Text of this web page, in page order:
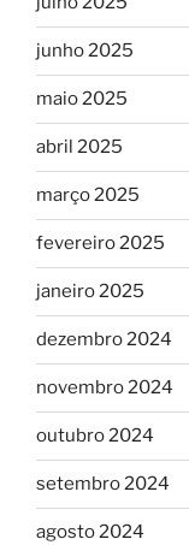
junho 2025
maio 2025
abril 2025
março 2025
fevereiro 2025
janeiro 2025
dezembro 2024
novembro 2024
outubro 2024
setembro 2024
agosto 2024